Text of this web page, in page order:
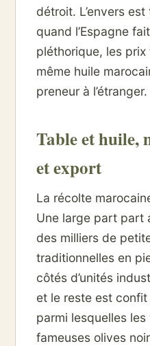
détroit. L’envers
quand l’Espagne
pléthorique, les
même huile
preneur à l’étranger.
Table et huile,
et export
La récolte
Une large part part
des milliers de
traditionnelles en
côtés d’unités
et le reste est
parmi lesquelles
fameuses olives